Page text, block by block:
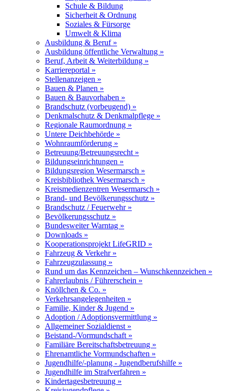
Schule & Bildung
Sicherheit & Ordnung
Soziales & Fürsorge
Umwelt & Klima
Ausbildung & Beruf »
Ausbildung öffentliche Verwaltung »
Beruf, Arbeit & Weiterbildung »
Karriereportal »
Stellenanzeigen »
Bauen & Planen »
Bauen & Bauvorhaben »
Brandschutz (vorbeugend) »
Denkmalschutz & Denkmalpflege »
Regionale Raumordnung »
Untere Deichbehörde »
Wohnraumförderung »
Betreuung/Betreuungsrecht »
Bildungseinrichtungen »
Bildungsregion Wesermarsch »
Kreisbibliothek Wesermarsch »
Kreismedienzentren Wesermarsch »
Brand- und Bevölkerungsschutz »
Brandschutz / Feuerwehr »
Bevölkerungsschutz »
Bundesweiter Warntag »
Downloads »
Kooperationsprojekt LifeGRID »
Fahrzeug & Verkehr »
Fahrzeugzulassung »
Rund um das Kennzeichen – Wunschkennzeichen »
Fahrerlaubnis / Führerschein »
Knöllchen & Co. »
Verkehrsangelegenheiten »
Familie, Kinder & Jugend »
Adoption / Adoptionsvermittlung »
Allgemeiner Sozialdienst »
Beistand-/Vormundschaft »
Familiäre Bereitschaftsbetreuung »
Ehrenamtliche Vormundschaften »
Jugendhilfe/-planung - Jugendberufshilfe »
Jugendhilfe im Strafverfahren »
Kindertagesbetreuung »